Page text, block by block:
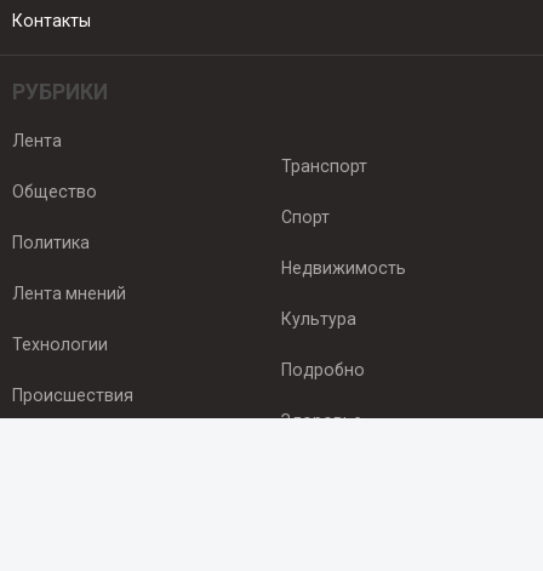
Контакты
РУБРИКИ
Лента
Общество
Политика
Лента мнений
Технологии
Происшествия
Транспорт
Спорт
Недвижимость
Культура
Подробно
Здоровье